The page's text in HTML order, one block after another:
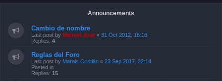
Announcements
Cambio de nombre
Last post by Manuel Jose « 31 Oct 2012, 16:16
Replies: 4
Reglas del Foro
Last post by Marais Cristián « 23 Sep 2017, 22:14
Posted in
Replies: 15